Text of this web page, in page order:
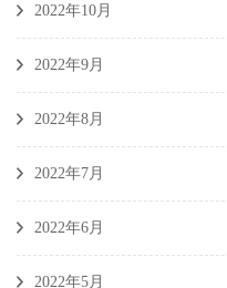
2022年10月
2022年9月
2022年8月
2022年7月
2022年6月
2022年5月